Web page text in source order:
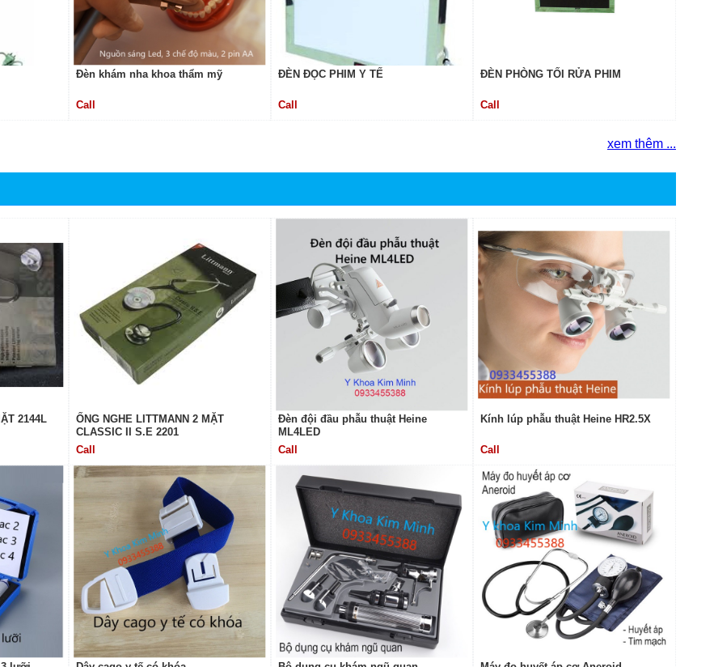
Đèn khám nha khoa thẩm mỹ
Call
ĐÈN ĐỌC PHIM Y TẾ
Call
ĐÈN PHÒNG TỐI RỬA PHIM
Call
xem thêm ...
2144L
ỐNG NGHE LITTMANN 2 MẶT
CLASSIC II S.E 2201
Call
Đèn đội đầu phẫu thuật Heine
ML4LED
Call
Kính lúp phẫu thuật Heine HR2.5X
Call